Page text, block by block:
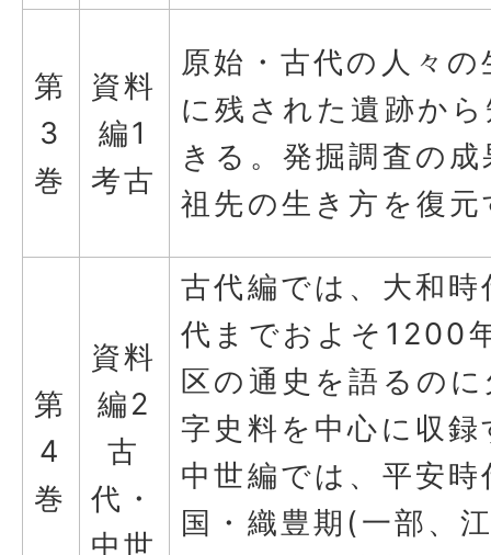
第
3
巻
資料
編1
考古
原始・古代の人々
に残された遺跡か
きる。発掘調査の
祖先の生き方を復
第
4
巻
資料
編2
古
代・
中世
古代編では、大和
代までおよそ1200
区の通史を語るの
字史料を中心に収
中世編では、平安
国・織豊期(一部、